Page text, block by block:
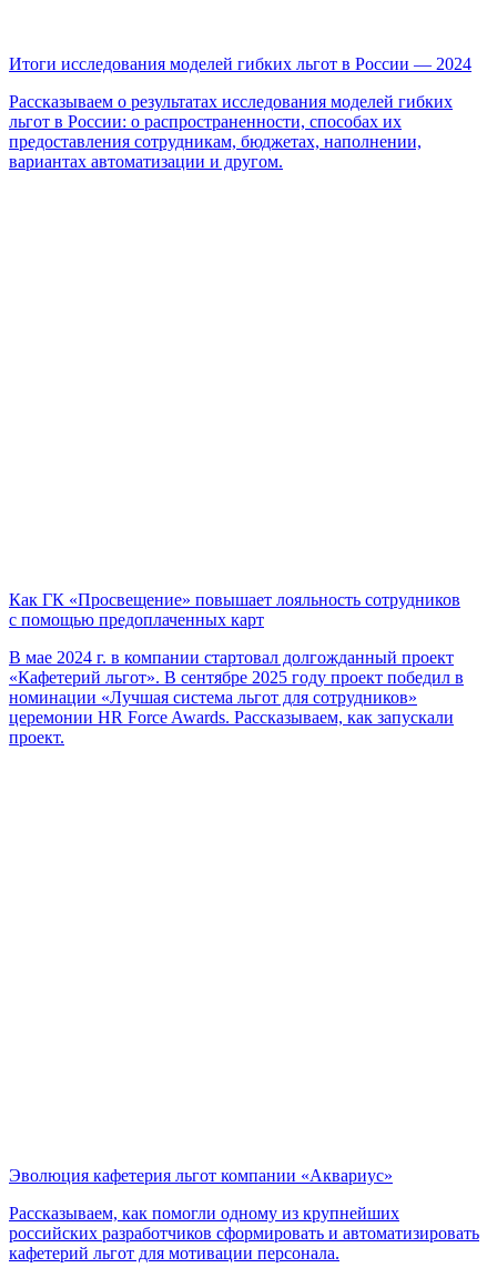
Итоги исследования моделей гибких льгот в России — 2024
Рассказываем о результатах исследования моделей гибких
льгот в России: о распространенности, способах их
предоставления сотрудникам, бюджетах, наполнении,
вариантах автоматизации и другом.
Как ГК «Просвещение» повышает лояльность сотрудников
с помощью предоплаченных карт
В мае 2024 г. в компании стартовал долгожданный проект
«Кафетерий льгот». В сентябре 2025 году проект победил в
номинации «Лучшая система льгот для сотрудников»
церемонии HR Force Awards. Рассказываем, как запускали
проект.
Эволюция кафетерия льгот компании «Аквариус»
Рассказываем, как помогли одному из крупнейших
российских разработчиков сформировать и автоматизировать
кафетерий льгот для мотивации персонала.